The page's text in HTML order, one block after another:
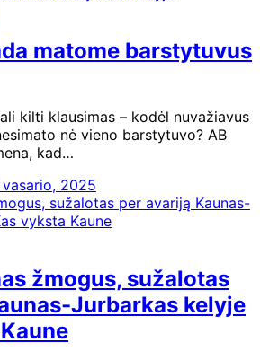
matome barstytuvus
kilti klausimas – kodėl nuvažiavus
nė vieno barstytuvo? AB
kad…
2025
žmogus, sužalotas
Jurbarkas kelyje